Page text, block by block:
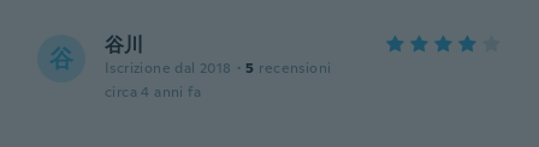
谷 谷川
Iscrizione dal 2018 · 5 recensioni
circa 4 anni fa